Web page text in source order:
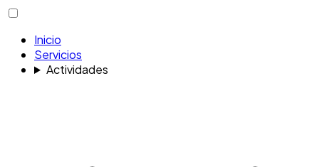
Inicio
Servicios
Actividades